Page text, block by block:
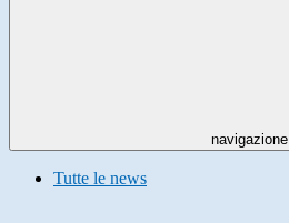
navigazione
Tutte le news